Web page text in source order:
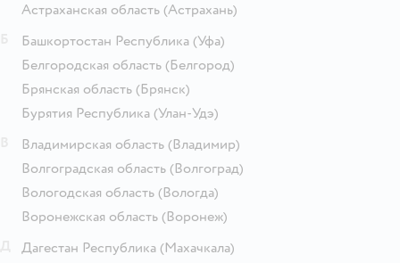
Астраханская область (Астрахань)
Башкортостан Республика (Уфа)
Белгородская область (Белгород)
Брянская область (Брянск)
Бурятия Республика (Улан-Удэ)
Владимирская область (Владимир)
Волгоградская область (Волгоград)
Вологодская область (Вологда)
Воронежская область (Воронеж)
Дагестан Республика (Махачкала)